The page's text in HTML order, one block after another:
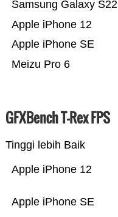
Meizu Pro 6
Apple iPhone SE
Apple iPhone 12
Samsung Galaxy S22
GFXBench T-Rex FPS
Tinggi lebih Baik
Apple iPhone SE
Apple iPhone 12